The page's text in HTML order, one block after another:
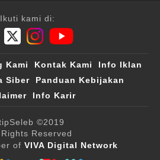
Ikuti kami di:
Kami Kontak Kami
Info Iklan
Siber
Panduan Kebijakan
Info Karir
©2019
Reserved
of VIVA Digital Network